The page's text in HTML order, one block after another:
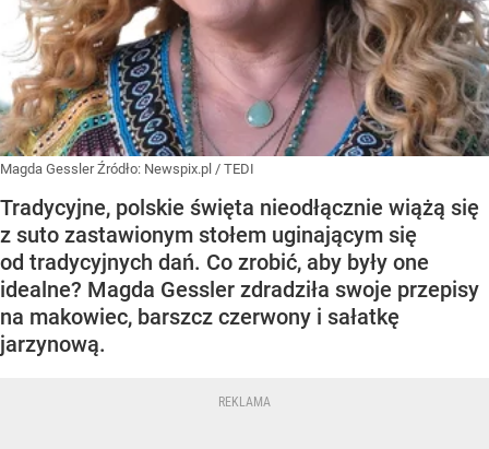
Magda GesslerŹródło: Newspix.pl / TEDI
Tradycyjne, polskie święta nieodłącznie wiążą się
z suto zastawionym stołem uginającym się
od tradycyjnych dań. Co zrobić, aby były one
idealne? Magda Gessler zdradziła swoje przepisy
na makowiec, barszcz czerwony i sałatkę
jarzynową.